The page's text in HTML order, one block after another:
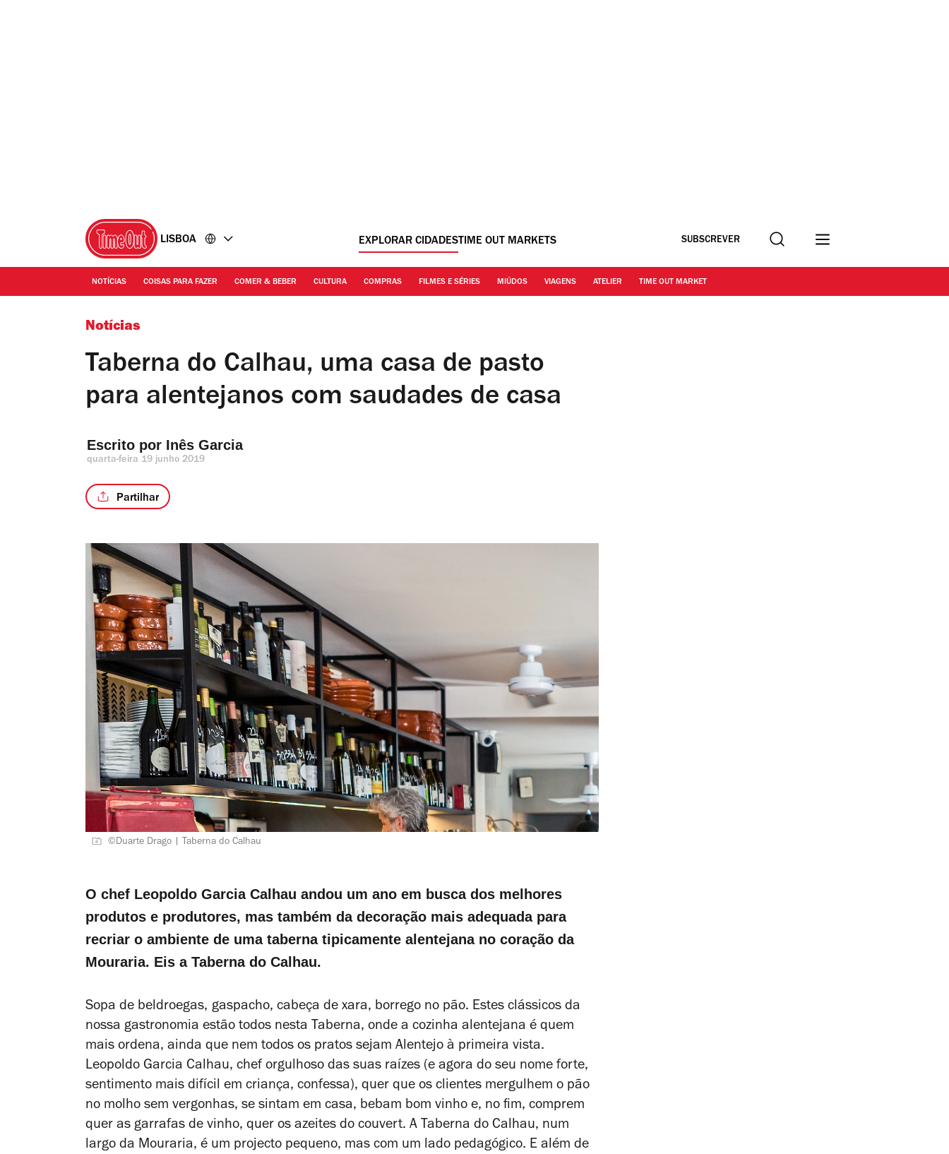
LISBOA EXPLORAR CIDADESTIME OUT MARKETS SUBSCREVER Procurar
NOTÍCIAS COISAS PARA FAZER COMER & BEBER CULTURA COMPRAS FILMES E SÉRIES MIÚDOS VIAGENS ATELIER TIME OUT MARKET
Notícias
Taberna do Calhau, uma casa de pasto
para alentejanos com saudades de casa
Escrito por Inês Garcia
quarta-feira 19 junho 2019
Partilhar
©Duarte Drago | Taberna do Calhau
O chef Leopoldo Garcia Calhau andou um ano em busca dos melhores
produtos e produtores, mas também da decoração mais adequada para
recriar o ambiente de uma taberna tipicamente alentejana no coração da
Mouraria. Eis a Taberna do Calhau.
Sopa de beldroegas, gaspacho, cabeça de xara, borrego no pão. Estes clássicos da
nossa gastronomia estão todos nesta Taberna, onde a cozinha alentejana é quem
mais ordena, ainda que nem todos os pratos sejam Alentejo à primeira vista.
Leopoldo Garcia Calhau, chef orgulhoso das suas raízes (e agora do seu nome forte,
sentimento mais difícil em criança, confessa), quer que os clientes mergulhem o pão
no molho sem vergonhas, se sintam em casa, bebam bom vinho e, no fim, comprem
quer as garrafas de vinho, quer os azeites do couvert. A Taberna do Calhau, num
largo da Mouraria, é um projecto pequeno, mas com um lado pedagógico. E além de